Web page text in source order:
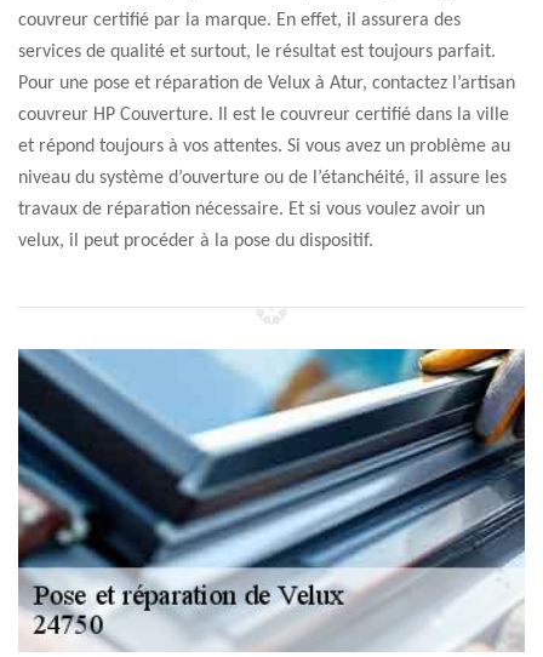
couvreur certifié par la marque. En effet, il assurera des
services de qualité et surtout, le résultat est toujours parfait.
Pour une pose et réparation de Velux à Atur, contactez l’artisan
couvreur HP Couverture. Il est le couvreur certifié dans la ville
et répond toujours à vos attentes. Si vous avez un problème au
niveau du système d’ouverture ou de l’étanchéité, il assure les
travaux de réparation nécessaire. Et si vous voulez avoir un
velux, il peut procéder à la pose du dispositif.